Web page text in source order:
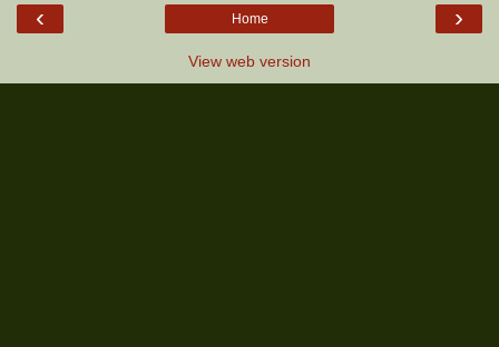
‹ ›
Home
View web version